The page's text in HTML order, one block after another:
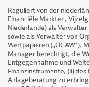
Reguliert von der
Financiële Markten,
Niederlande) als
sowie als Verwalter von
Wertpapieren („OGAW“).
Manager berechtigt, die
Entgegennahme und
Finanzinstrumente, (ii)
Anlageberatung zu